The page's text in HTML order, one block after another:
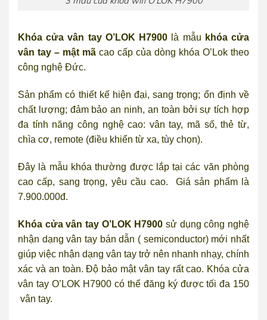
Khóa cửa vân tay O’LOK H7900 là mẫu khóa cửa
vân tay – mật mã cao cấp của dòng khóa O’Lok theo
công nghệ Đức.
Sản phẩm có thiết kế hiện đại, sang trọng; ổn định về
chất lượng; đảm bảo an ninh, an toàn bởi sự tích hợp
đa tính năng công nghệ cao: vân tay, mã số, thẻ từ,
chìa cơ, remote (điều khiển từ xa, tùy chọn).
Đây là mẫu khóa thường được lắp tại các văn phòng
cao cấp, sang trọng, yêu cầu cao. Giá sản phẩm là
7.900.000đ.
Khóa cửa vân tay O’LOK H7900 sử dụngcông nghệ
nhận dạng vân tay bán dẫn ( semiconductor)mới nhất
giúp việc nhận dạng vân tay trở nên nhanh nhạy, chính
xác và an toàn. Độ bảo mật vân tay rất cao. Khóa cửa
vân tay O’LOK H7900 có thể đăng ký được tối đa 150
vân tay.